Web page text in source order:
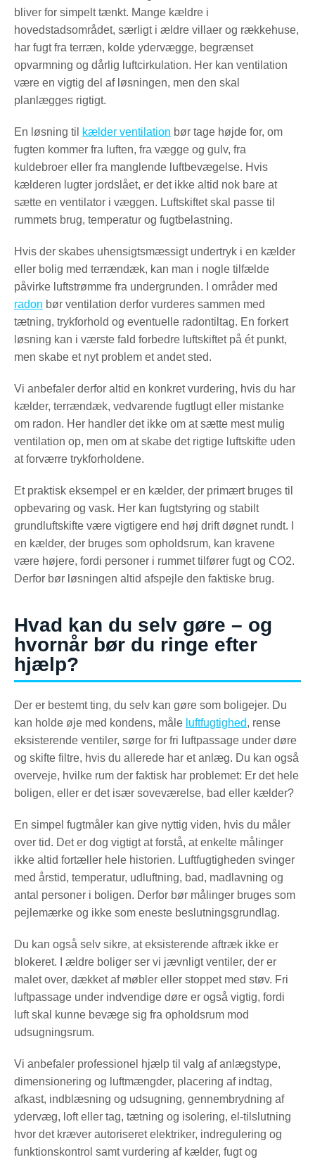
bliver for simpelt tænkt. Mange kældre i
hovedstadsområdet, særligt i ældre villaer og rækkehuse,
har fugt fra terræn, kolde ydervægge, begrænset
opvarmning og dårlig luftcirkulation. Her kan ventilation
være en vigtig del af løsningen, men den skal
planlægges rigtigt.
En løsning til kælder ventilation bør tage højde for, om
fugten kommer fra luften, fra vægge og gulv, fra
kuldebroer eller fra manglende luftbevægelse. Hvis
kælderen lugter jordslået, er det ikke altid nok bare at
sætte en ventilator i væggen. Luftskiftet skal passe til
rummets brug, temperatur og fugtbelastning.
Hvis der skabes uhensigtsmæssigt undertryk i en kælder
eller bolig med terrændæk, kan man i nogle tilfælde
påvirke luftstrømme fra undergrunden. I områder med
radon bør ventilation derfor vurderes sammen med
tætning, trykforhold og eventuelle radontiltag. En forkert
løsning kan i værste fald forbedre luftskiftet på ét punkt,
men skabe et nyt problem et andet sted.
Vi anbefaler derfor altid en konkret vurdering, hvis du har
kælder, terrændæk, vedvarende fugtlugt eller mistanke
om radon. Her handler det ikke om at sætte mest mulig
ventilation op, men om at skabe det rigtige luftskifte uden
at forværre trykforholdene.
Et praktisk eksempel er en kælder, der primært bruges til
opbevaring og vask. Her kan fugtstyring og stabilt
grundluftskifte være vigtigere end høj drift døgnet rundt. I
en kælder, der bruges som opholdsrum, kan kravene
være højere, fordi personer i rummet tilfører fugt og CO2.
Derfor bør løsningen altid afspejle den faktiske brug.
Hvad kan du selv gøre – og
hvornår bør du ringe efter
hjælp?
Der er bestemt ting, du selv kan gøre som boligejer. Du
kan holde øje med kondens, måle luftfugtighed, rense
eksisterende ventiler, sørge for fri luftpassage under døre
og skifte filtre, hvis du allerede har et anlæg. Du kan også
overveje, hvilke rum der faktisk har problemet: Er det hele
boligen, eller er det især soveværelse, bad eller kælder?
En simpel fugtmåler kan give nyttig viden, hvis du måler
over tid. Det er dog vigtigt at forstå, at enkelte målinger
ikke altid fortæller hele historien. Luftfugtigheden svinger
med årstid, temperatur, udluftning, bad, madlavning og
antal personer i boligen. Derfor bør målinger bruges som
pejlemærke og ikke som eneste beslutningsgrundlag.
Du kan også selv sikre, at eksisterende aftræk ikke er
blokeret. I ældre boliger ser vi jævnligt ventiler, der er
malet over, dækket af møbler eller stoppet med støv. Fri
luftpassage under indvendige døre er også vigtig, fordi
luft skal kunne bevæge sig fra opholdsrum mod
udsugningsrum.
Vi anbefaler professionel hjælp til valg af anlægstype,
dimensionering og luftmængder, placering af indtag,
afkast, indblæsning og udsugning, gennembrydning af
ydervæg, loft eller tag, tætning og isolering, el-tilslutning
hvor det kræver autoriseret elektriker, indregulering og
funktionskontrol samt vurdering af kælder, fugt og